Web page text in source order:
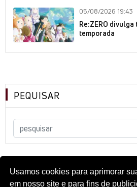
Usamos cookies para aprimorar
em nosso site e para fins de
05/08/2026 19:43
Re:ZERO
temporada
PEQUISAR